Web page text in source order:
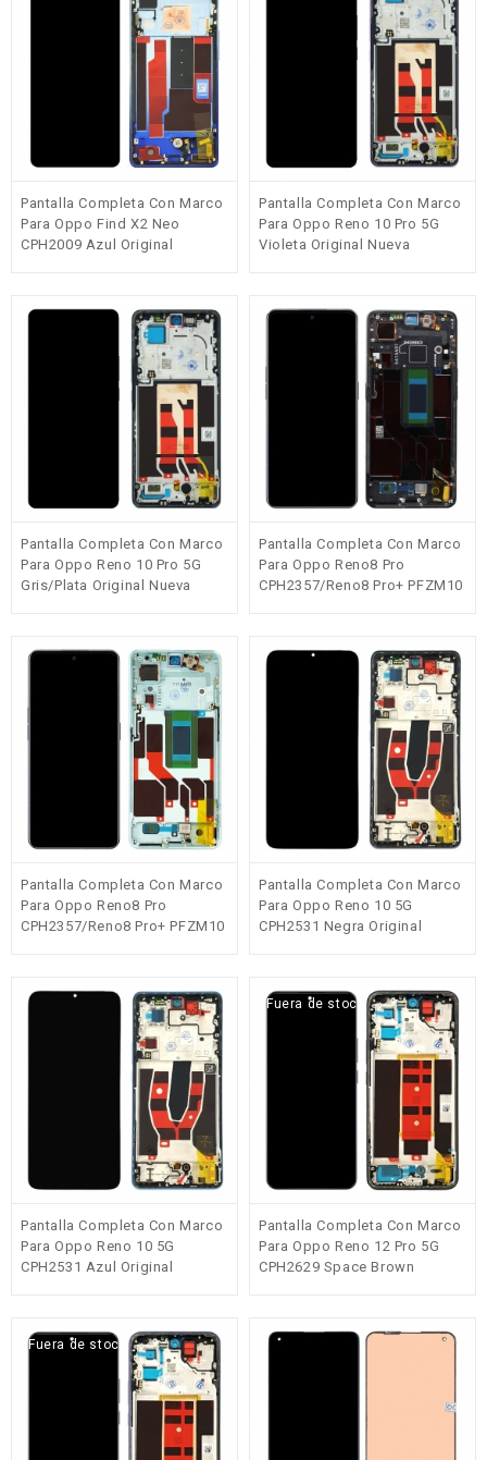
Pantalla Completa Con Marco
Para Oppo Find X2 Neo
CPH2009 Azul Original
Pantalla Completa Con Marco
Para Oppo Reno 10 Pro 5G
Violeta Original Nueva
Pantalla Completa Con Marco
Para Oppo Reno 10 Pro 5G
Gris/plata Original Nueva
Pantalla Completa Con Marco
Para Oppo Reno8 Pro
CPH2357/Reno8 Pro+ PFZM10
Pantalla Completa Con Marco
Para Oppo Reno8 Pro
CPH2357/Reno8 Pro+ PFZM10
Pantalla Completa Con Marco
Para Oppo Reno 10 5G
CPH2531 Negra Original
Pantalla Completa Con Marco
Para Oppo Reno 10 5G
CPH2531 Azul Original
Fuera de stock
Pantalla Completa Con Marco
Para Oppo Reno 12 Pro 5G
CPH2629 Space Brown
Fuera de stock